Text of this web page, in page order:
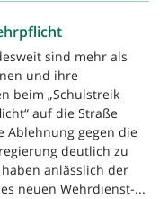
sind mehr als
und ihre
beim „Schulstreik
auf die Straße
Ablehnung gegen die
deutlich zu
anlässlich der
neuen Wehrdienst-...